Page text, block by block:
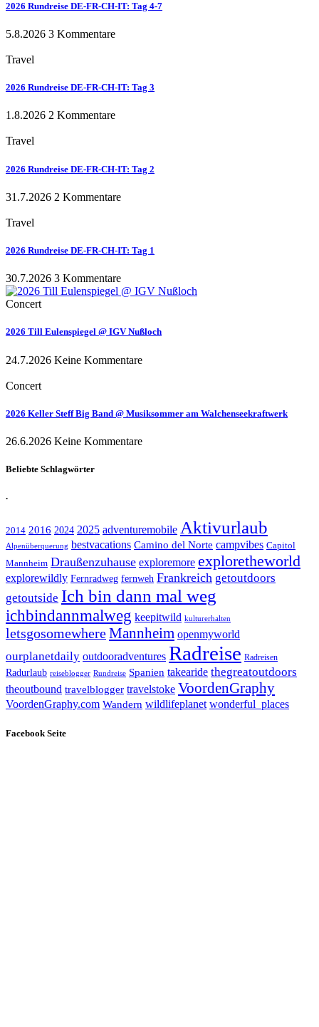
2026 Rundreise DE-FR-CH-IT: Tag 4-7
5.8.2026 3 Kommentare
Travel
2026 Rundreise DE-FR-CH-IT: Tag 3
1.8.2026 2 Kommentare
Travel
2026 Rundreise DE-FR-CH-IT: Tag 2
31.7.2026 2 Kommentare
Travel
2026 Rundreise DE-FR-CH-IT: Tag 1
30.7.2026 3 Kommentare
Concert
2026 Till Eulenspiegel @ IGV Nußloch
24.7.2026 Keine Kommentare
Concert
2026 Keller Steff Big Band @ Musiksommer am Walchenseekraftwerk
26.6.2026 Keine Kommentare
Beliebte Schlagwörter
.
2014 2016 2024 2025 adventuremobile Aktivurlaub
Alpenüberquerung bestvacations Camino del Norte campvibes Capitol
Mannheim Draußenzuhause exploremore exploretheworld
explorewildly Fernradweg fernweh Frankreich getoutdoors
getoutside Ich bin dann mal weg
ichbindannmalweg keepitwild kulturerhalten
letsgosomewhereMannheim openmyworld
ourplanetdaily outdooradventures Radreise Radreisen
Radurlaub reiseblogger Rundreise Spanien takearide thegreatoutdoors
theoutbound travelblogger travelstoke VoordenGraphy
VoordenGraphy.com Wandern wildlifeplanet wonderful_places
Facebook Seite